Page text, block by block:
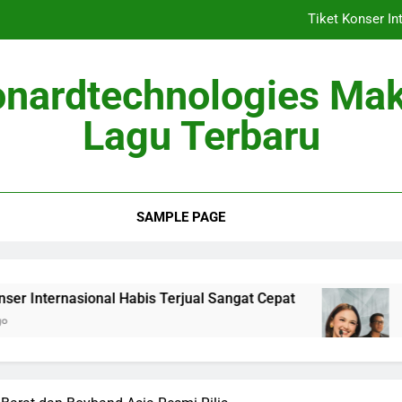
Tiket Konser
Album Baru Mei
Lagu Terbaru
SAMPLE PAGE
Habis Terjual Sangat Cepat Berita Musik
2 Months Ago